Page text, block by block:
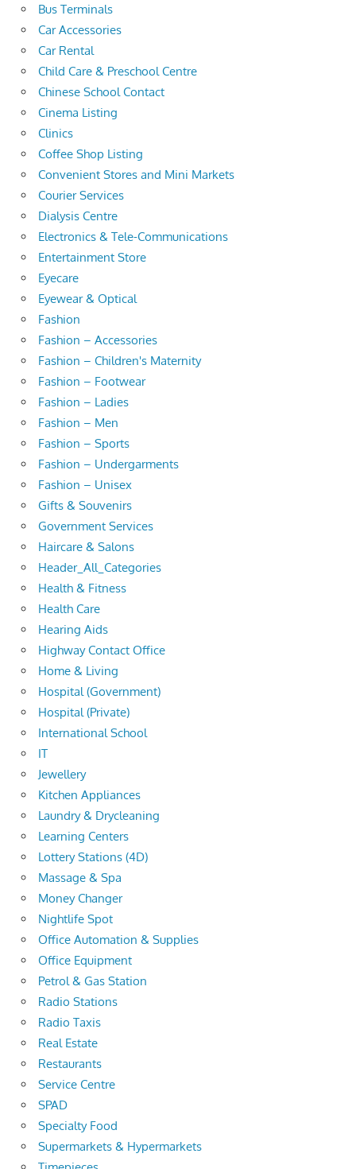
Bus Terminals
Car Accessories
Car Rental
Child Care & Preschool Centre
Chinese School Contact
Cinema Listing
Clinics
Coffee Shop Listing
Convenient Stores and Mini Markets
Courier Services
Dialysis Centre
Electronics & Tele-Communications
Entertainment Store
Eyecare
Eyewear & Optical
Fashion
Fashion – Accessories
Fashion – Children's Maternity
Fashion – Footwear
Fashion – Ladies
Fashion – Men
Fashion – Sports
Fashion – Undergarments
Fashion – Unisex
Gifts & Souvenirs
Government Services
Haircare & Salons
Header_All_Categories
Health & Fitness
Health Care
Hearing Aids
Highway Contact Office
Home & Living
Hospital (Government)
Hospital (Private)
International School
IT
Jewellery
Kitchen Appliances
Laundry & Drycleaning
Learning Centers
Lottery Stations (4D)
Massage & Spa
Money Changer
Nightlife Spot
Office Automation & Supplies
Office Equipment
Petrol & Gas Station
Radio Stations
Radio Taxis
Real Estate
Restaurants
Service Centre
SPAD
Specialty Food
Supermarkets & Hypermarkets